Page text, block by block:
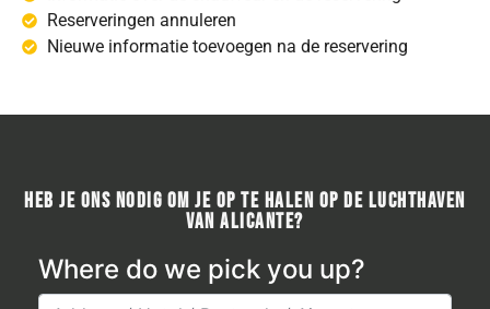
Reserveringen annuleren
Nieuwe informatie toevoegen na de reservering
Heb je ons nodig om je op te halen op de luchthaven
van Alicante?